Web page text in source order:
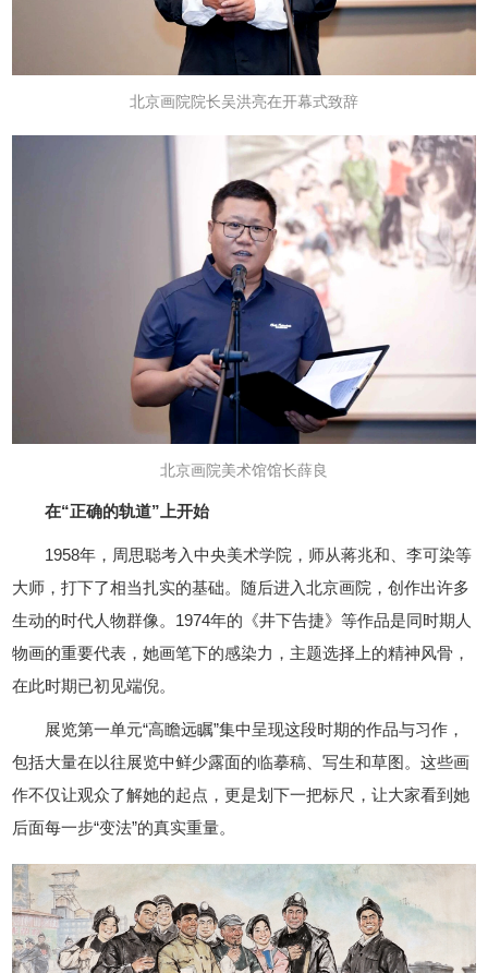
北京画院院长吴洪亮在开幕式致辞
北京画院美术馆馆长薛良
在“正确的轨道”上开始
1958年，周思聪考入中央美术学院，师从蒋兆和、李可染等
大师，打下了相当扎实的基础。随后进入北京画院，创作出许多
生动的时代人物群像。1974年的《井下告捷》等作品是同时期人
物画的重要代表，她画笔下的感染力，主题选择上的精神风骨，
在此时期已初见端倪。
展览第一单元“高瞻远瞩”集中呈现这段时期的作品与习作，
包括大量在以往展览中鲜少露面的临摹稿、写生和草图。这些画
作不仅让观众了解她的起点，更是划下一把标尺，让大家看到她
后面每一步“变法”的真实重量。